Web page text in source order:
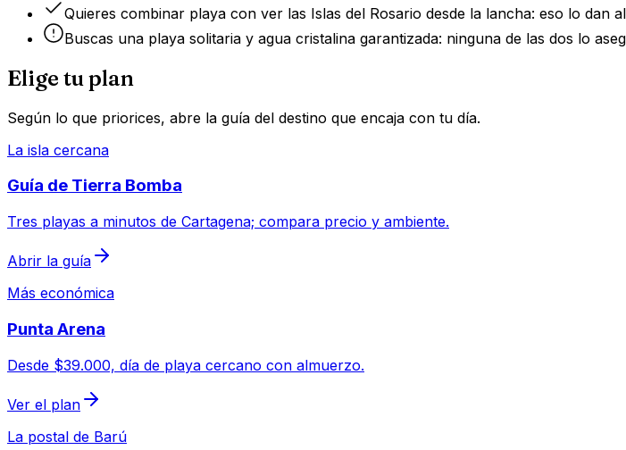
Quieres combinar playa con ver las Islas del Rosario desde la lancha: eso lo dan
Buscas una playa solitaria y agua cristalina garantizada: ninguna de las dos lo
Elige tu plan
Según lo que priorices, abre la guía del destino que encaja con tu día.
La isla cercana
Guía de Tierra Bomba
Tres playas a minutos de Cartagena; compara precio y ambiente.
Abrir la guía
Más económica
Punta Arena
Desde $39.000, día de playa cercano con almuerzo.
Ver el plan
La postal de Barú